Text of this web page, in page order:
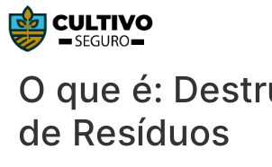
O que é:
de Resíduos